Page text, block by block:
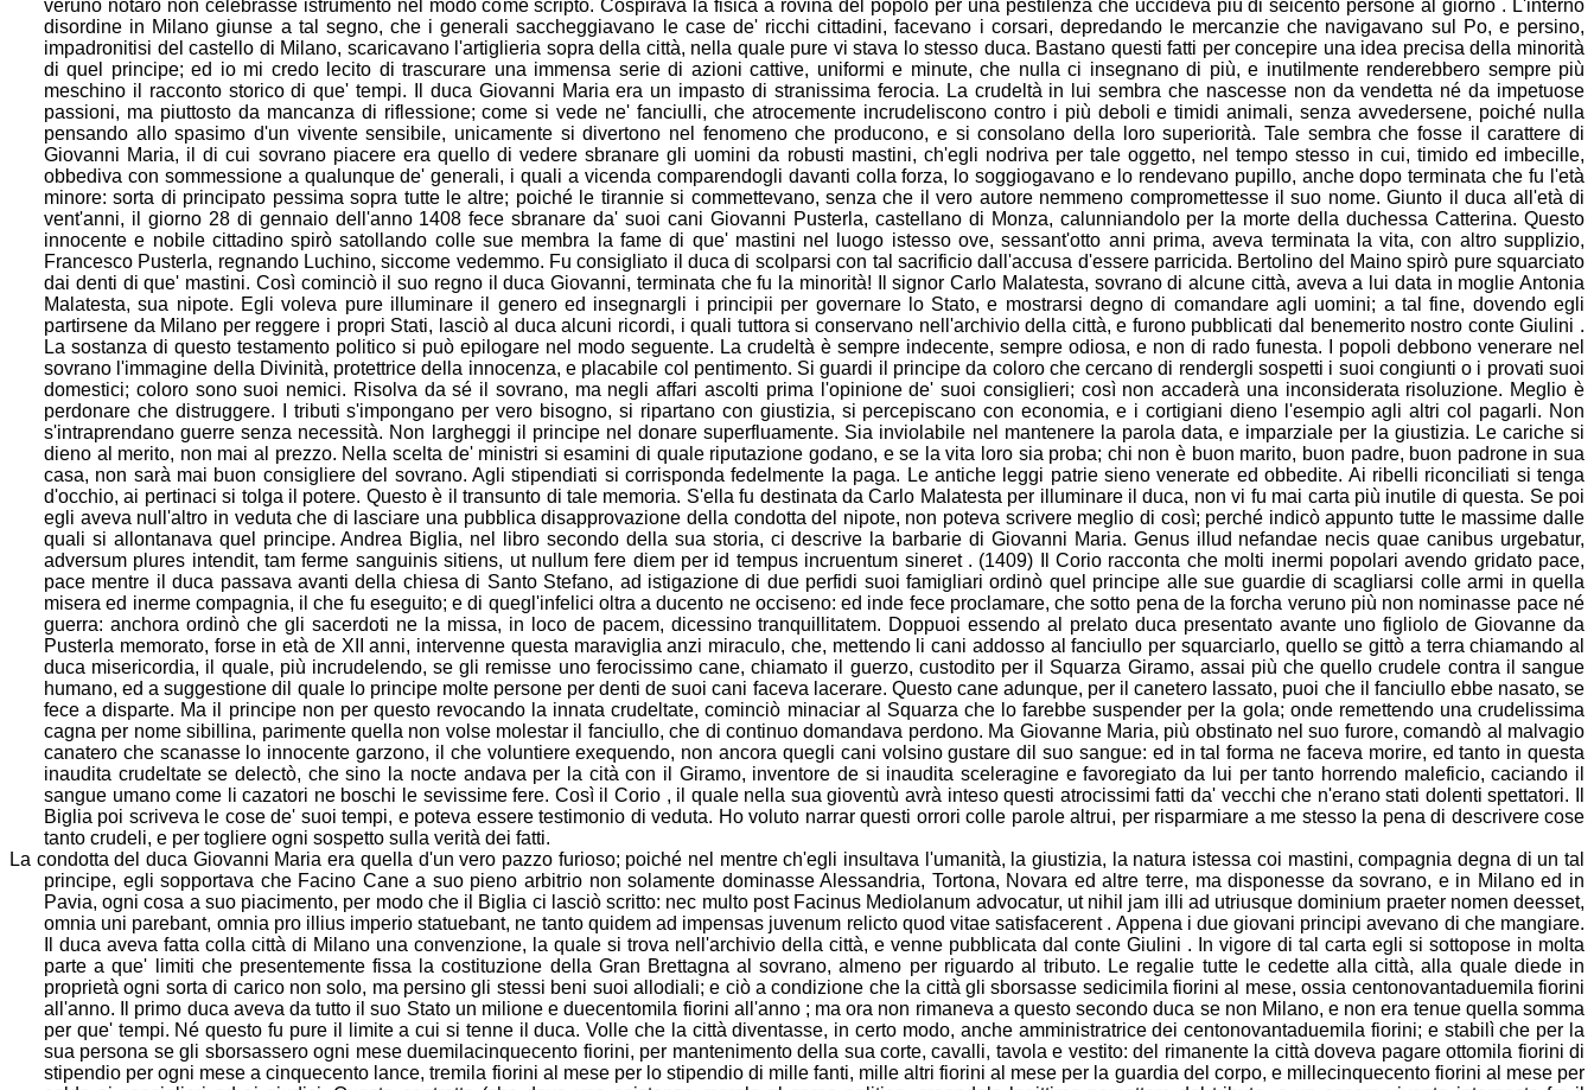
veruno notaro non celebrasse istrumento nel modo come scripto. Cospirava la fisica a rovina del popolo per una pestilenza che uccideva più di seicento persone al giorno . L'interno
disordine in Milano giunse a tal segno, che i generali saccheggiavano le case de' ricchi cittadini, facevano i corsari, depredando le mercanzie che navigavano sul Po, e persino,
impadronitisi del castello di Milano, scaricavano l'artiglieria sopra della città, nella quale pure vi stava lo stesso duca. Bastano questi fatti per concepire una idea precisa della minorità
di quel principe; ed io mi credo lecito di trascurare una immensa serie di azioni cattive, uniformi e minute, che nulla ci insegnano di più, e inutilmente renderebbero sempre più
meschino il racconto storico di que' tempi. Il duca Giovanni Maria era un impasto di stranissima ferocia. La crudeltà in lui sembra che nascesse non da vendetta né da impetuose
passioni, ma piuttosto da mancanza di riflessione; come si vede ne' fanciulli, che atrocemente incrudeliscono contro i più deboli e timidi animali, senza avvedersene, poiché nulla
pensando allo spasimo d'un vivente sensibile, unicamente si divertono nel fenomeno che producono, e si consolano della loro superiorità. Tale sembra che fosse il carattere di
Giovanni Maria, il di cui sovrano piacere era quello di vedere sbranare gli uomini da robusti mastini, ch'egli nodriva per tale oggetto, nel tempo stesso in cui, timido ed imbecille,
obbediva con sommessione a qualunque de' generali, i quali a vicenda comparendogli davanti colla forza, lo soggiogavano e lo rendevano pupillo, anche dopo terminata che fu l'età
minore: sorta di principato pessima sopra tutte le altre; poiché le tirannie si commettevano, senza che il vero autore nemmeno compromettesse il suo nome. Giunto il duca all'età di
vent'anni, il giorno 28 di gennaio dell 'anno 1408 fece sbranare da' suoi cani Giovanni Pusterla, castellano di Monza, calunniandolo per la morte della duchessa Catterina. Questo
innocente e nobile cittadino spirò satollando colle sue membra la fame di que' mastini nel luogo istesso ove, sessant'otto anni prima, aveva terminata la vita, con altro supplizio,
Francesco Pusterla, regnando Luchino, siccome vedemmo. Fu consigliato il duca di scolparsi con tal sacrificio dall'accusa d'essere parricida. Bertolino del Maino spirò pure squarciato
dai denti di que' mastini. Così cominciò il suo regno il duca Giovanni, terminata che fu la minorità! Il signor Carlo Malatesta, sovrano di alcune città, aveva a lui data in moglie Antonia
Malatesta, sua nipote. Egli voleva pure illuminare il genero ed insegnargli i principii per governare lo Stato, e mostrarsi degno di comandare agli uomini; a tal fine, dovendo egli
partirsene da Milano per reggere i propri Stati, lasciò al duca alcuni ricordi, i quali tuttora si conservano nell'archivio della città, e furono pubb licati dal benemerito nostro conte Giulini .
La sostanza di questo testamento politico si può epilogare nel modo seguente. La crudeltà è sempre indecente, sempre odiosa, e non di rado funesta. I popoli debbono venerare nel
sovrano l'immagine della Divinità, protettrice della innocenza, e placabile col pentimento. Si guardi il principe da coloro che cercano di rendergli sospetti i suoi congiunti o i provati suoi
domestici; coloro sono suoi nemici. Risolva da sé il sovrano, ma negli affari ascolti prima l'opinione de' suoi consiglieri; così non accaderà una inconsiderata risoluzione. Meglio è
perdonare che distruggere. I tributi s'impongano per vero bisogno, si ripartano con giustizia, si percepiscano con economia, e i cortigiani dieno l'esempio agli altri col
pagarli. Non
s'intraprendano guerre senza necessità. Non largheggi il principe nel donare superfluamente. Sia inviolabile nel mantenere la parola data, e imparziale per la giustizia. Le cariche si
dieno al merito, non mai al prezzo. Nella scelta de' ministri si esamini di quale riputazione godano, e se la vita loro sia proba; chi non è buon marito, buon padre, buon padrone in sua
casa, non sarà mai buon consigliere del sovrano. Agli stipendiati si corrisponda fedelmente la paga. Le antiche leggi patrie sieno venerate ed obbedite. Ai ribelli riconciliati si tenga
d'occhio, ai pertinaci si tolga il potere. Questo è il transunto di tale memoria. S'ella fu destinata da Carlo Malatesta per illuminare il duca, non vi fu mai carta più inutile di questa. Se poi
egl i aveva null'altro in veduta che di lasciare una pubblica disapprovazione della condotta del nipote, non poteva scrivere meglio di così; perché indicò appunto tutte le massime dalle
quali si allontanava quel principe. Andrea Biglia, nel libro secondo della sua storia, ci descrive la barbarie di Giovanni Maria. Genus illud nefandae necis quae canibus urgebatur,
adversum plures intendit, tam ferme sanguinis sitiens, ut nullum fere diem per id tempus incruentum sineret . (1409) Il Corio racconta che molti inermi popolari avendo gridato pace,
pace mentre il duca passava avanti della chiesa di Santo Stefano, ad istigazione di due perfidi suoi famigliari ordinò quel principe alle sue guardie di scagliarsi colle armi in quella
misera ed inerme compagnia, il che fu eseguito; e di quegl'infelici oltra a ducento ne occiseno: ed inde fece proclamare, che sotto pena de la forcha veruno più non nominasse pace né
guerra: anchora ordinò che gli sacerdoti ne la missa, in loco de pacem, dicessino tranquillitatem. Doppuoi essendo al prelato duca presentato avante uno figliolo de Giovanne da
Pusterla memorato, forse in età de XII anni, intervenne questa maraviglia anzi miraculo, che, mettendo li cani addosso al fanciullo per squarciarlo, quello se gittò a terra chiamando al
duca misericordia, il quale, più incrudelendo, se gli remisse uno ferocissimo cane, chiamato il guerzo, custodito per il Squarza Giramo, assai più che quello crudele contra il sangue
humano, ed a suggestione dil quale lo principe molte persone per denti de suoi cani faceva lacerare. Questo cane adunque, per il canetero lassato, puoi che il fanciullo ebbe nasato, se
fece a disparte. Ma il principe non per questo revocando la innata crudeltate, cominciò minaciar al Squarza che lo farebbe suspender per la gola; onde remettendo una crudelissima
cagna per nome sibillina, parimente quella non volse molestar il fanciullo, che di continuo domandava perdono. Ma Giovanne Maria, più obstinato nel suo furore, comandò al malvagio
canatero che scanasse lo innocente garzono, i l che voluntiere exequendo, non ancora quegli cani volsino gustare dil suo sangue: ed in tal forma ne faceva morire, ed tanto in questa
inaudita crudeltate se delectò, che sino la nocte andava per la cità con il Giramo, inventore de si inaudita sceleragine e favoregiato da lui per tanto horrendo maleficio, caciando il
sangue umano come li cazatori ne boschi le sevissime fere. Così il Corio , il quale nella sua gioventù avrà inteso questi atrocissimi fatti da' vecchi che n'erano stati dolenti spettatori. Il
Biglia poi scriveva le cose de' suoi tempi, e poteva essere testimonio di veduta. Ho voluto narrar questi orrori colle parole altrui, per risparmiare a me stesso la pena di descrivere cose
tanto crudeli, e per togliere ogni sospetto sulla verità dei fatti.
La condotta del duca Giovanni Maria era quella d'un vero pazzo furioso; poiché nel mentre ch'egli insultava l'umanità, la giustizia, la natura istessa coi mastini, compagnia degna di un tal
principe, egli sopportava che Facino Cane a suo pieno arbitrio non solamente dominasse Alessandria, Tortona, Novara ed altre terre, ma disponesse da sovrano, e in Milano ed in
Pavia, ogni cosa a suo piacimento, per modo che il Biglia ci lasciò scritto: nec multo post Facinus Mediolanum advocatur, ut nihil jam illi ad utriusque dominium praeter nomen deesset,
omnia uni parebant, omnia proillius imperio statuebant, ne tanto quidem ad impensas juvenum relicto quod vitae satisfacerent . Appena i due giovani principi avevano di che mangiare.
Il duca aveva fatta colla città di Milano una convenzione, la quale si trova nell'archivio della città, e venne pubblicata dal conte Giulini . In vigore di tal carta egli si sottopose in molta
parte a que' limiti che presentemente fissa la costituzione della Gran Brettagna al sovrano, almeno per riguardo al tributo. Le regalie tutte le cedette alla città,alla quale diede in
proprietà ogni sorta di carico non solo, ma persino gli stessi beni suoi allodiali; e ciò a condizione che la città gli sborsasse sedicimila fiorini al mese, ossia centonovantaduemila fiorini
all'anno. Il primo duca aveva da tutto il suo Stato un milione e duecentomila fiorini all'anno ; ma ora non rimaneva a questo secondo duca se non Milano, e non era tenue quella somma
per que' tempi. Né questo fu pure il limite a cui si tenne il duca. Volle che la città diventasse, in certo modo, anche amministratrice dei centonovantaduemila fiorini; e stabilì che per la
sua persona se gli sborsassero ogni mese duemilacinquecento fiorini, per mantenimento della sua corte, cavalli, tavola e vestito: del rimanente la città doveva pagare ottomila fiorini di
stipendio per ogni mese a cinquecento lance, tremila fiorini al mese per lo stipendio di mille fanti, mille altri fiorini al mese per la guardia del corpo, e millecinquecento fiorini al mese per